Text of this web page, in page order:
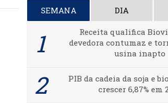
SEMANA DIA
Receita qualifica
devedora contumaz e
usina inapto
PIB da cadeia da soja e
crescer 6,87% em